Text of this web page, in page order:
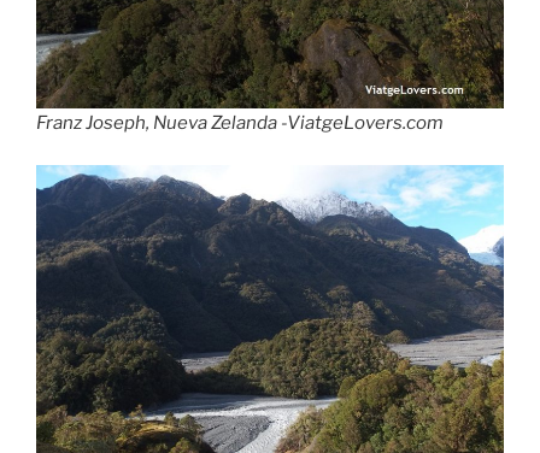
Franz Joseph, Nueva Zelanda -ViatgeLovers.com